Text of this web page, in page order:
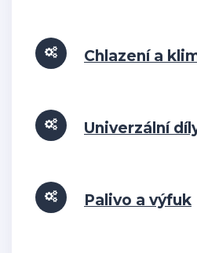
Chlazení a
Univerzální
Palivo a výfuk